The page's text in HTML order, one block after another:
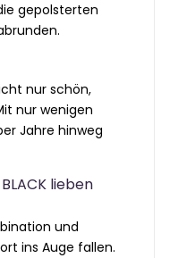
gepolsterten
nur schön,
nur wenigen
Jahre hinweg
lieben
und
ins Auge fallen.